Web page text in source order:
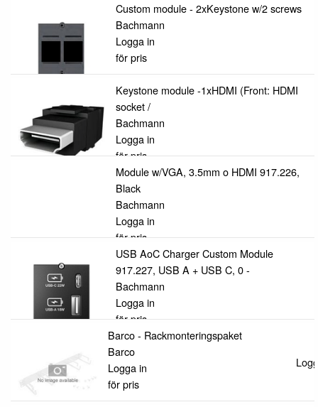
Custom module - 2xKeystone w/2 screws
Bachmann
Logga in
för pris
Keystone module -1xHDMI (Front: HDMI
socket /
Bachmann
Logga in
för pris
Module w/VGA, 3.5mm o HDMI 917.226,
Black
Bachmann
Logga in
för pris
USB AoC Charger Custom Module
917.227, USB A + USB C, 0 -
Bachmann
Logga in
för pris
Barco - Rackmonteringspaket
Barco
Logga in
för pris